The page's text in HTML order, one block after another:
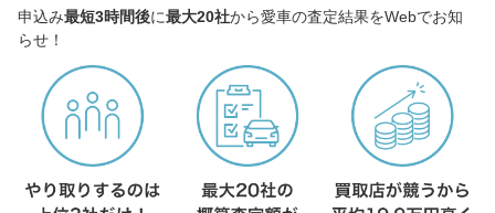
申込み最短3時間後に最大20社から愛車の査定結果をWebでお知
らせ！